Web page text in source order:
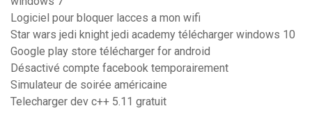
Logiciel pour bloquer lacces a mon wifi
Star wars jedi knight jedi academy télécharger windows 10
Google play store télécharger for android
Désactivé compte facebook temporairement
Simulateur de soirée américaine
Telecharger dev c++ 5.11 gratuit